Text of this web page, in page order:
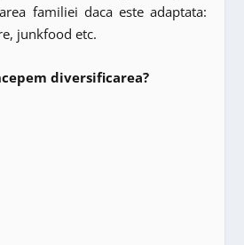
familiei daca este adaptata:
junkfood etc.
diversificarea?